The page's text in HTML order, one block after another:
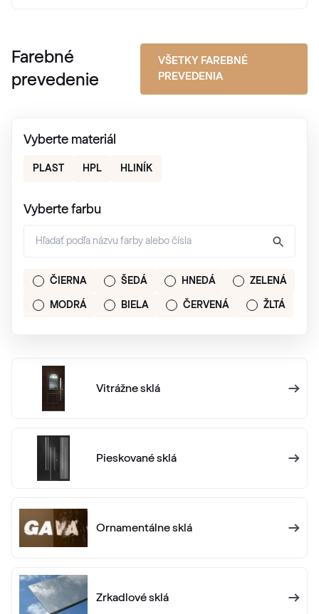
Farebné
prevedenie
VŠETKY FAREBNÉ
PREVEDENIA
Vyberte materiál
PLAST HPL HLINÍK
Vyberte farbu
ČIERNA ŠEDÁ HNEDÁ ZELENÁ
MODRÁ BIELA ČERVENÁ ŽLTÁ
Vitrážne sklá
Pieskované sklá
Ornamentálne sklá
Zrkadlové sklá